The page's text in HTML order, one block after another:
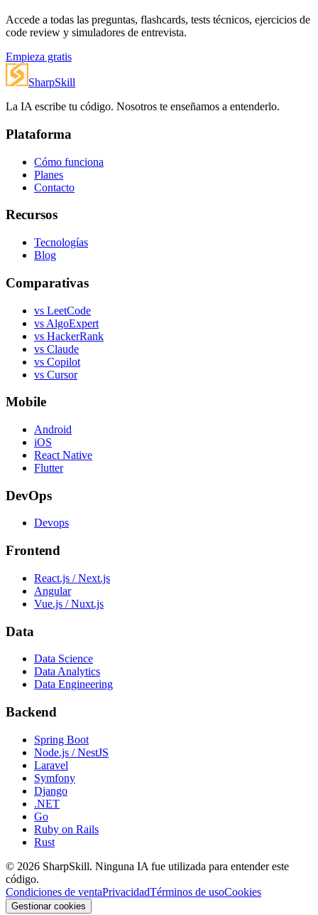
Accede a todas las preguntas, flashcards, tests técnicos, ejercicios de
code review y simuladores de entrevista.
Empieza gratis
SharpSkill
La IA escribe tu código. Nosotros te enseñamos a entenderlo.
Plataforma
Cómo funciona
Planes
Contacto
Recursos
Tecnologías
Blog
Comparativas
vs LeetCode
vs AlgoExpert
vs HackerRank
vs Claude
vs Copilot
vs Cursor
Mobile
Android
iOS
React Native
Flutter
DevOps
Devops
Frontend
React.js / Next.js
Angular
Vue.js / Nuxt.js
Data
Data Science
Data Analytics
Data Engineering
Backend
Spring Boot
Node.js / NestJS
Laravel
Symfony
Django
.NET
Go
Ruby on Rails
Rust
© 2026 SharpSkill. Ninguna IA fue utilizada para entender este
código.
Condiciones de ventaPrivacidadTérminos de usoCookies
Gestionar cookies